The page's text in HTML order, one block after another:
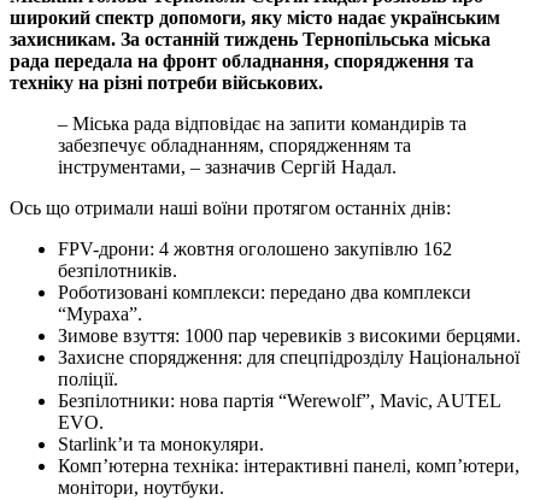
широкий спектр допомоги, яку місто надає українським
захисникам. За останній тиждень Тернопільська міська
рада передала на фронт обладнання, спорядження та
техніку на різні потреби військових.
– Міська рада відповідає на запити командирів та
забезпечує обладнанням, спорядженням та
інструментами, – зазначив Сергій Надал.
Ось що отримали наші воїни протягом останніх днів:
FPV-дрони: 4 жовтня оголошено закупівлю 162
безпілотників.
Роботизовані комплекси: передано два комплекси
“Мураха”.
Зимове взуття: 1000 пар черевиків з високими берцями.
Захисне спорядження: для спецпідрозділу Національної
поліції.
Безпілотники: нова партія “Werewolf”, Mavic, AUTEL
EVO.
Starlink’и та монокуляри.
Комп’ютерна техніка: інтерактивні панелі, комп’ютери,
монітори, ноутбуки.